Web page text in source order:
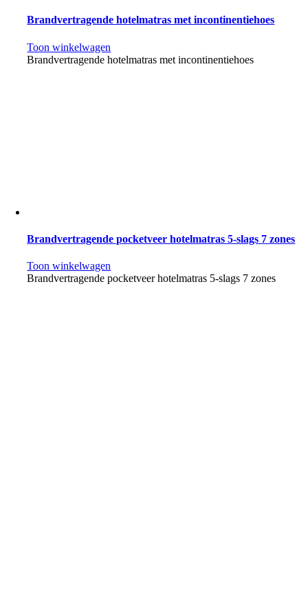
Brandvertragende hotelmatras met incontinentiehoes
Toon winkelwagen
Brandvertragende hotelmatras met incontinentiehoes
Brandvertragende pocketveer hotelmatras 5-slags 7 zones
Toon winkelwagen
Brandvertragende pocketveer hotelmatras 5-slags 7 zones